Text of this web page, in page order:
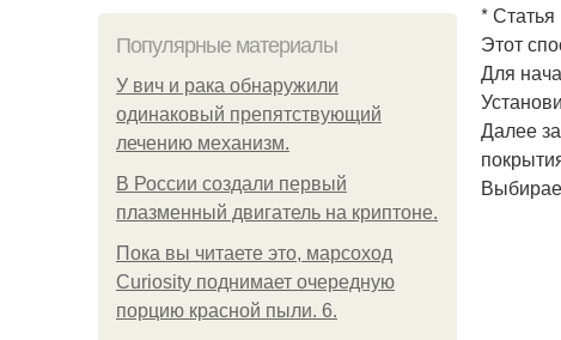
Популярные материалы
У вич и рака обнаружили
одинаковый препятствующий
лечению механизм.
В России создали первый
плазменный двигатель на криптоне.
Пока вы читаете это, марсоход
Curiosity поднимает очередную
порцию красной пыли. 6.
*
Этот
Для
Далее